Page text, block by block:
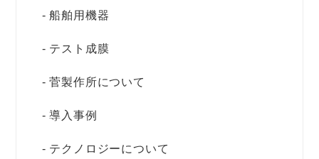
船舶用機器
テスト成膜
菅製作所について
導入事例
テクノロジーについて